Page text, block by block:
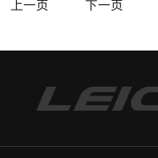
上一页 下一页